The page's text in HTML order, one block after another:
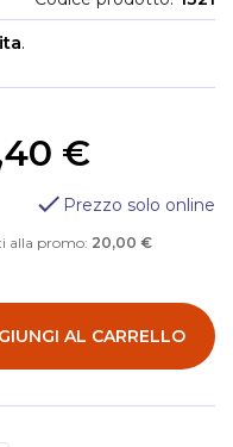
.
€
Prezzo solo online
alla promo: 20,00 €
AL CARRELLO